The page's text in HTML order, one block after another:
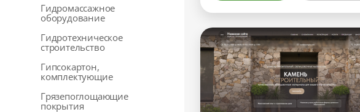
Гидромассажное
оборудование
Гидротехническое
строительство
Гипсокартон,
комплектующие
Грязепоглощающие
покрытия